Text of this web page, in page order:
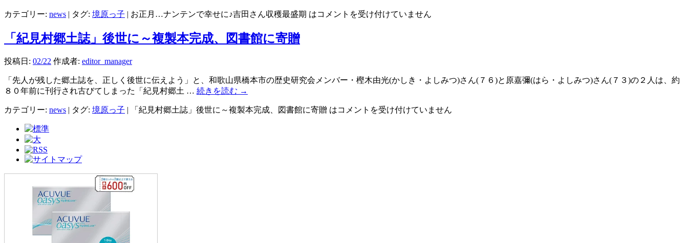
カテゴリー: news | タグ: 境原っ子 | お正月…ナンテンで幸せに♪吉田さん収穫最盛期 はコメントを受け付けていません
「紀見村郷土誌」後世に～複製本完成、図書館に寄贈
投稿日: 02/22 作成者: editor_manager
「先人が残した郷土誌を、正しく後世に伝えよう」と、和歌山県橋本市の歴史研究会メンバー・樫木由光(かしき・よしみつ)さん(７６)と原嘉彌(はら・よしみつ)さん(７３)の２人は、約
８０年前に刊行され古びてしまった「紀見村郷土 … 続きを読む →
カテゴリー: news タグ: 境原っ子 「紀見村郷土誌」後世に～複製本完成、図書館に寄贈 はコメントを受け付けていません